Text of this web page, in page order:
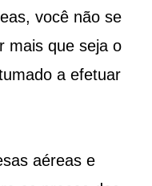
você não se
mais que seja o
a efetuar
aéreas e